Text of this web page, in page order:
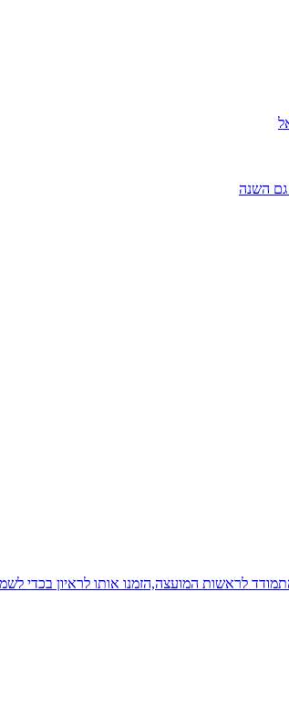
לראשות המועצה,הזמנו אותו לראיון בכדי